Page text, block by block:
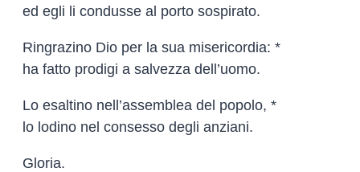
ed egli li condusse al porto sospirato.
Ringrazino Dio per la sua misericordia: *
ha fatto prodigi a salvezza dell’uomo.
Lo esaltino nell’assemblea del popolo, *
lo lodino nel consesso degli anziani.
Gloria.